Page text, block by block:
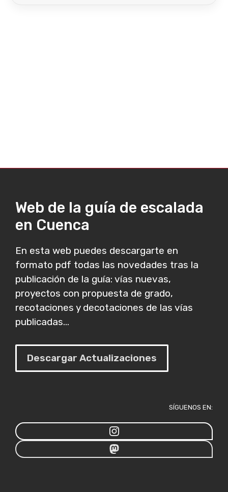
Web de la guía de escalada
en Cuenca
En esta web puedes descargarte en
formato pdf todas las novedades tras la
publicación de la guía: vías nuevas,
proyectos con propuesta de grado,
recotaciones y decotaciones de las vías
publicadas...
Descargar Actualizaciones
SÍGUENOS EN: